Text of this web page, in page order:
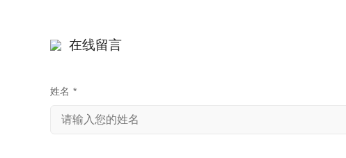
在线留言
姓名 *